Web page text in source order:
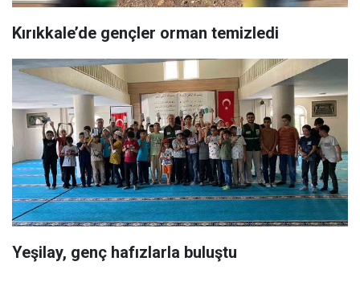
Kırıkkale’de gençler orman temizledi
Yeşilay, genç hafızlarla buluştu